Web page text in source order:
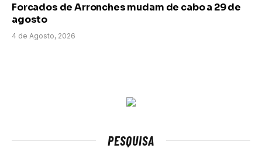
Forcados de Arronches mudam de cabo a 29 de
agosto
4 de Agosto, 2026
PESQUISA